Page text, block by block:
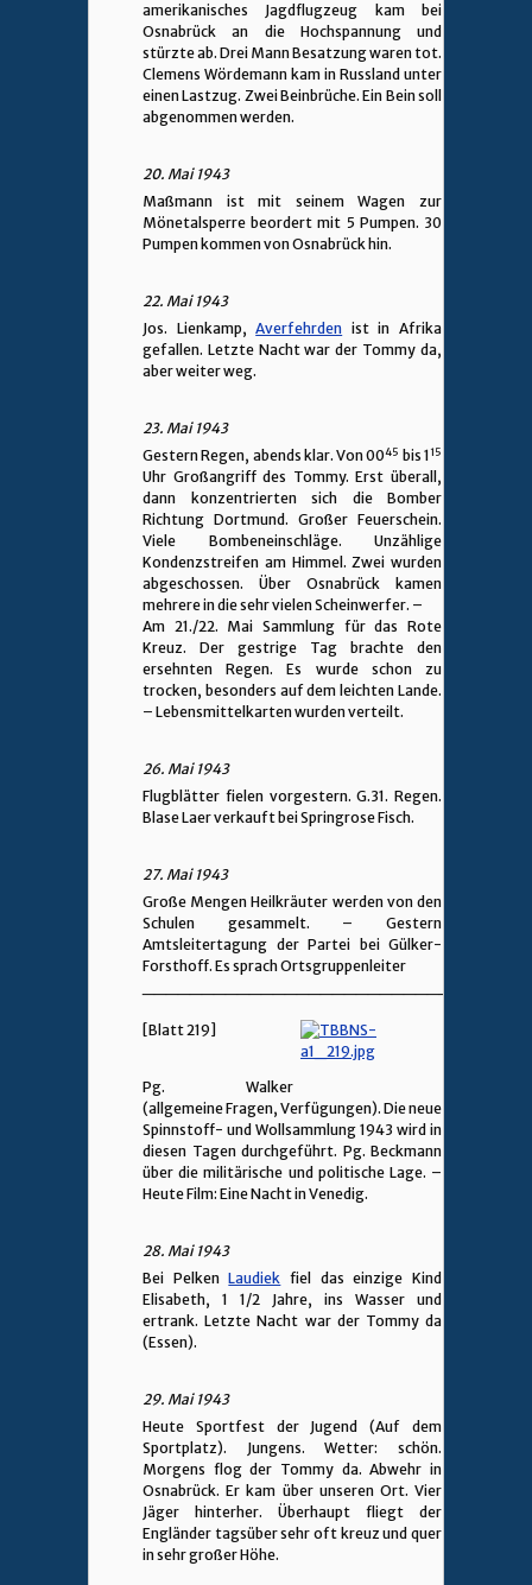
amerikanisches Jagdflugzeug kam bei
Osnabrück an die Hochspannung und
stürzte ab. Drei Mann Besatzung waren tot.
Clemens Wördemann kam in Russland unter
einen Lastzug. Zwei Beinbrüche. Ein Bein soll
abgenommen werden.
20. Mai 1943
Maßmann ist mit seinem Wagen zur
Mönetalsperre beordert mit 5 Pumpen. 30
Pumpen kommen von Osnabrück hin.
22. Mai 1943
Jos. Lienkamp,Averfehrden ist in Afrika
gefallen. Letzte Nacht war der Tommy da,
aber weiter weg.
23. Mai 1943
Gestern Regen, abends klar. Von 0045 bis 115
Uhr Großangriff des Tommy. Erst überall,
dann konzentrierten sich die Bomber
Richtung Dortmund. Großer Feuerschein.
Viele Bombeneinschläge. Unzählige
Kondenzstreifen am Himmel. Zwei wurden
abgeschossen. Über Osnabrück kamen
mehrere in die sehr vielen Scheinwerfer. –
Am 21./22. Mai Sammlung für das Rote
Kreuz. Der gestrige Tag brachte den
ersehnten Regen. Es wurde schon zu
trocken, besonders auf dem leichten Lande.
– Lebensmittelkarten wurden verteilt.
26. Mai 1943
Flugblätter fielen vorgestern. G.31. Regen.
Blase Laer verkauft bei Springrose Fisch.
27. Mai 1943
Große Mengen Heilkräuter werden von den
Schulen gesammelt. – Gestern
Amtsleitertagung der Partei bei Gülker-
Forsthoff. Es sprach Ortsgruppenleiter
[Blatt 219]
Pg. Walker
(allgemeine Fragen, Verfügungen). Die neue
Spinnstoff- und Wollsammlung 1943 wird in
diesen Tagen durchgeführt. Pg. Beckmann
über die militärische und politische Lage. –
Heute Film: Eine Nacht in Venedig.
28. Mai 1943
Bei PelkenLaudiek fiel das einzige Kind
Elisabeth, 1 1/2 Jahre, ins Wasser und
ertrank. Letzte Nacht war der Tommy da
(Essen).
29. Mai 1943
Heute Sportfest der Jugend (Auf dem
Sportplatz). Jungens. Wetter: schön.
Morgens flog der Tommy da. Abwehr in
Osnabrück. Er kam über unseren Ort. Vier
Jäger hinterher. Überhaupt fliegt der
Engländer tagsüber sehr oft kreuz und quer
in sehr großer Höhe.